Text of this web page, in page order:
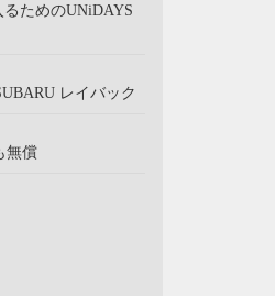
ためのUNiDAYS
レイバック
無償